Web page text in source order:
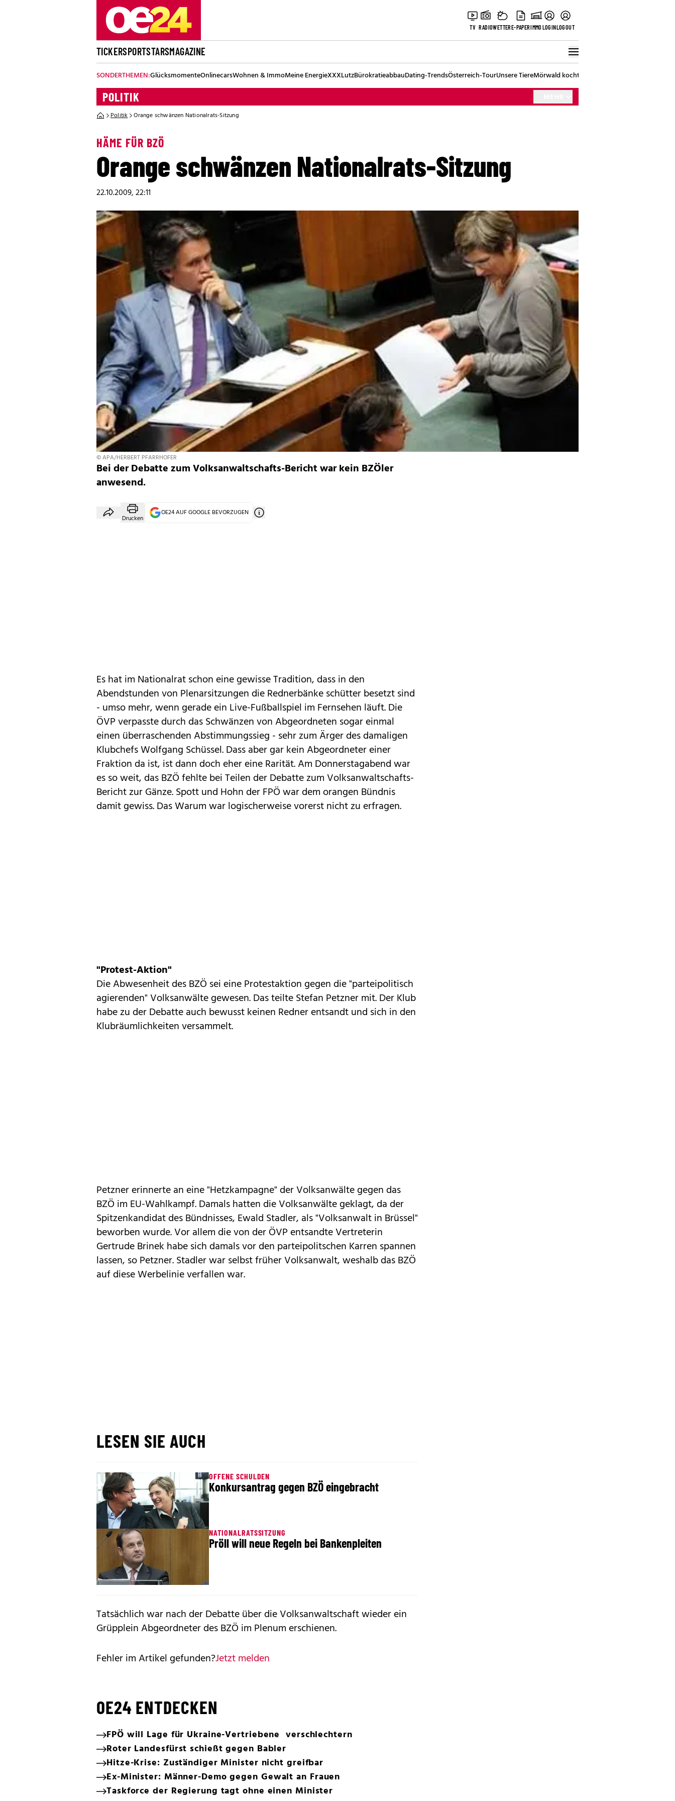
TV RADIOWETTERE-PAPERIMMOLOGINLOGOUT
TICKERSPORTSTARSMAGAZINE
SONDERTHEMEN:GlücksmomenteOnlinecarsWohnen & ImmoMeine EnergieXXXLutzBürokratieabbauDating-TrendsÖsterreich-TourUnsere TiereMörwald kocht
POLITIK
Politik Orange schwänzen Nationalrats-Sitzung
HÄME FÜR BZÖ
Orange schwänzen Nationalrats-Sitzung
22.10.2009, 22:11
© APA/HERBERT PFARRHOFER
Bei der Debatte zum Volksanwaltschafts-Bericht war kein BZÖler
anwesend.
Drucken
OE24 AUF GOOGLE BEVORZUGEN
Es hat im Nationalratschon eine gewisse Tradition, dass in den
Abendstunden von Plenarsitzungen die Rednerbänke schütter besetzt sind
- umso mehr, wenn gerade ein Live-Fußballspiel im Fernsehen läuft. Die
ÖVP verpasste durch das Schwänzen von Abgeordneten sogar einmal
einen überraschenden Abstimmungssieg - sehr zum Ärger des damaligen
Klubchefs Wolfgang Schüssel. Dass aber gar kein Abgeordneter einer
Fraktion da ist, ist dann doch eher eine Rarität. Am Donnerstagabend war
es so weit, dasBZÖfehlte bei Teilen der Debatte zum Volksanwaltschafts-
Bericht zur Gänze. Spott und Hohn der FPÖ war dem orangen Bündnis
damit gewiss. Das Warum war logischerweise vorerst nicht zu erfragen.
"Protest-Aktion"
Die Abwesenheit des BZÖ sei eine Protestaktion gegen die "parteipolitisch
agierenden" Volksanwälte gewesen. Das teilte Stefan Petzner mit. Der Klub
habe zu der Debatte auch bewusst keinen Redner entsandt und sich in den
Klubräumlichkeiten versammelt.
Petzner erinnerte an eine "Hetzkampagne" der Volksanwälte gegen das
BZÖ im EU-Wahlkampf. Damals hatten die Volksanwälte geklagt, da der
Spitzenkandidat des Bündnisses, Ewald Stadler, als "Volksanwalt in Brüssel"
beworben wurde. Vor allem die von der ÖVP entsandte Vertreterin
Gertrude Brinek habe sich damals vor den parteipolitschen Karren spannen
lassen, so Petzner. Stadler war selbst früher Volksanwalt, weshalb das BZÖ
auf diese Werbelinie verfallen war.
LESEN SIE AUCH
OFFENE SCHULDEN
Konkursantrag gegen BZÖ eingebracht
NATIONALRATSSITZUNG
Pröll will neue Regeln bei Bankenpleiten
Tatsächlich war nach der Debatte über die Volksanwaltschaft wieder ein
Grüpplein Abgeordneter des BZÖ im Plenum erschienen.
Fehler im Artikel gefunden?Jetzt melden
OE24 ENTDECKEN
FPÖ will Lage für Ukraine-Vertriebene verschlechtern
Roter Landesfürst schießt gegen Babler
Hitze-Krise: Zuständiger Minister nicht greifbar
Ex-Minister: Männer-Demo gegen Gewalt an Frauen
Taskforce der Regierung tagt ohne einen Minister